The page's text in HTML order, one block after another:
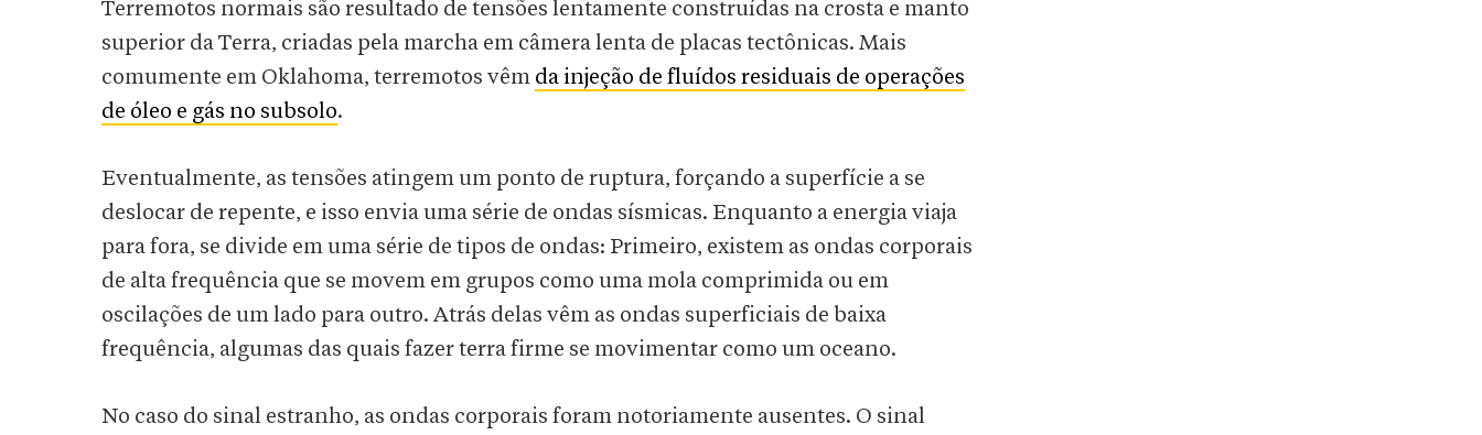
Terremotos normais são resultado de tensões lentamente construídas na crosta e manto
superior da Terra, criadas pela marcha em câmera lenta de placas tectônicas. Mais
comumente em Oklahoma, terremotos vêm da injeção de fluídos residuais de operações
de óleo e gás no subsolo.
Eventualmente, as tensões atingem um ponto de ruptura, forçando a superfície a se
deslocar de repente, e isso envia uma série de ondas sísmicas. Enquanto a energia viaja
para fora, se divide em uma série de tipos de ondas: Primeiro, existem as ondas corporais
de alta frequência que se movem em grupos como uma mola comprimida ou em
oscilações de um lado para outro. Atrás delas vêm as ondas superficiais de baixa
frequência, algumas das quais fazer terra firme se movimentar como um oceano.
No caso do sinal estranho, as ondas corporais foram notoriamente ausentes. O sinal